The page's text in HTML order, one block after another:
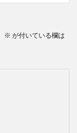
※ が付いている欄は